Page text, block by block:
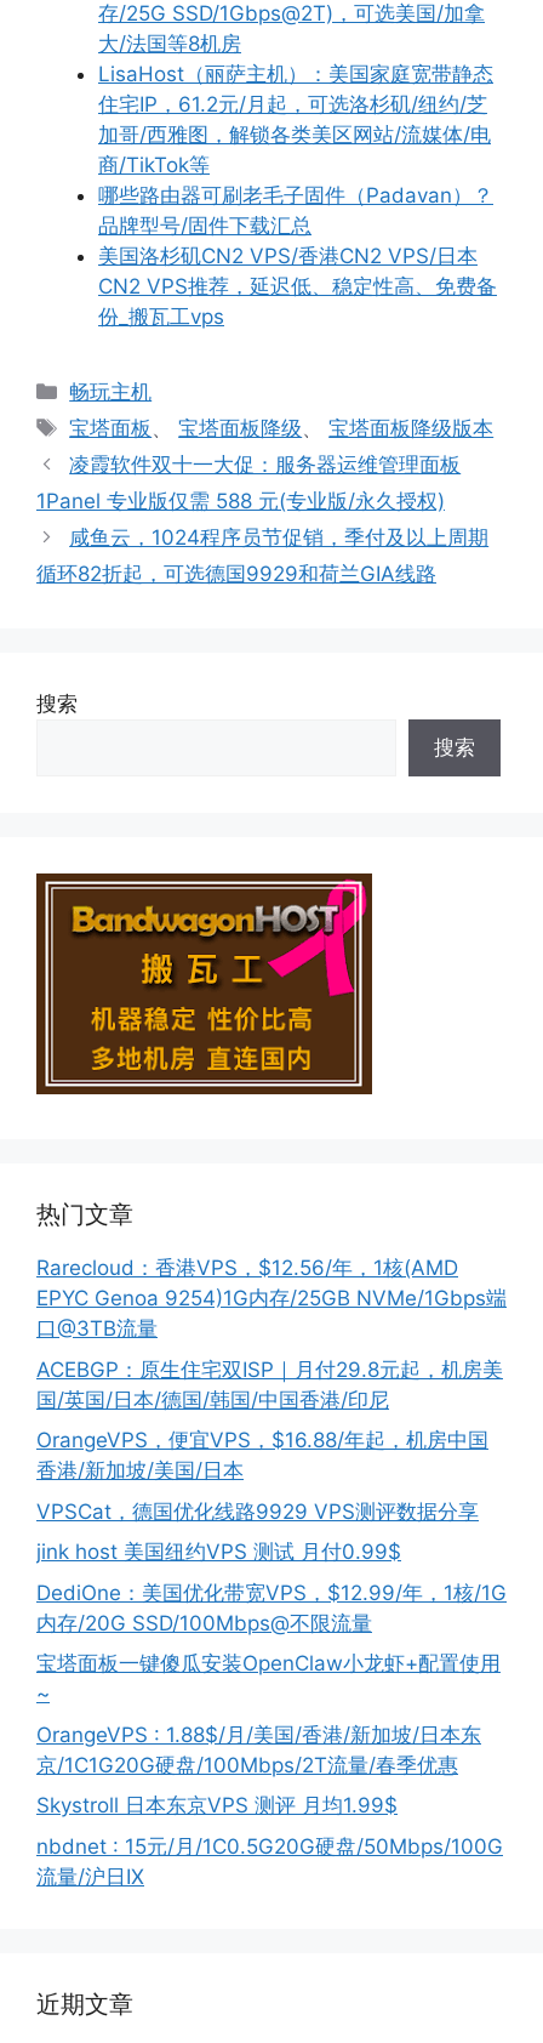
存/25G SSD/1Gbps@2T)，可选美国/加拿
大/法国等8机房
LisaHost（丽萨主机）：美国家庭宽带静态
住宅IP，61.2元/月起，可选洛杉矶/纽约/芝
加哥/西雅图，解锁各类美区网站/流媒体/电
商/TikTok等
哪些路由器可刷老毛子固件（Padavan）？
品牌型号/固件下载汇总
美国洛杉矶CN2 VPS/香港CN2 VPS/日本
CN2 VPS推荐，延迟低、稳定性高、免费备
份_搬瓦工vps
分
类
畅玩主机
标
签
宝塔面板 、宝塔面板降级、宝塔面板降级版本
凌霞软件双十一大促：服务器运维管理面板
1Panel 专业版仅需 588 元(专业版/永久授权)
咸鱼云，1024程序员节促销，季付及以上周期
循环82折起，可选德国9929和荷兰GIA线路
搜索
搜索
热门文章
Rarecloud：香港VPS，$12.56/年，1核(AMD
EPYC Genoa 9254)1G内存/25GB NVMe/1Gbps端
口@3TB流量
ACEBGP：原生住宅双ISP｜月付29.8元起，机房美
国/英国/日本/德国/韩国/中国香港/印尼
OrangeVPS，便宜VPS，$16.88/年起，机房中国
香港/新加坡/美国/日本
VPSCat，德国优化线路9929 VPS测评数据分享
jink host 美国纽约VPS 测试 月付0.99$
DediOne：美国优化带宽VPS，$12.99/年，1核/1G
内存/20G SSD/100Mbps@不限流量
宝塔面板一键傻瓜安装OpenClaw小龙虾+配置使用
~
OrangeVPS : 1.88$/月/美国/香港/新加坡/日本东
京/1C1G20G硬盘/100Mbps/2T流量/春季优惠
Skystroll 日本东京VPS 测评 月均1.99$
nbdnet : 15元/月/1C0.5G20G硬盘/50Mbps/100G
流量/沪日IX
近期文章